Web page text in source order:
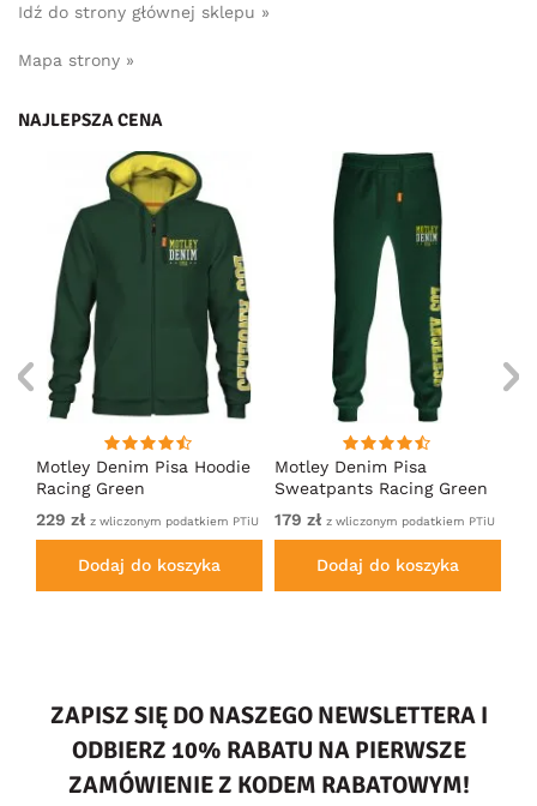
Idź do strony głównej sklepu »
Mapa strony »
NAJLEPSZA CENA
Motley Denim Pisa Hoodie
Racing Green
229 zł z wliczonym podatkiem PTiU
Dodaj do koszyka
Motley Denim Pisa
Sweatpants Racing Green
179 zł z wliczonym podatkiem PTiU
Dodaj do koszyka
ZAPISZ SIĘ DO NASZEGO NEWSLETTERA I
ODBIERZ 10% RABATU NA PIERWSZE
ZAMÓWIENIE Z KODEM RABATOWYM!